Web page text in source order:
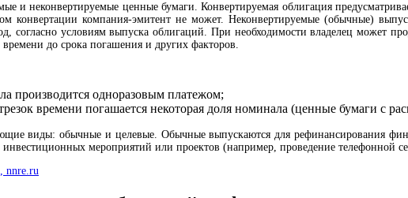
и неконвертируемые ценные бумаги. Конвертируемая облигация
конвертации компания-эмитент не может. Неконвертируемые (обычные)
согласно условиям выпуска облигаций. При необходимости владелец может
до срока погашения и других факторов.
производится одноразовым платежом;
времени погашается некоторая доля номинала (ценные бумаги с
виды: обычные и целевые. Обычные выпускаются для рефинансирования
мероприятий или проектов (например, проведение телефонной